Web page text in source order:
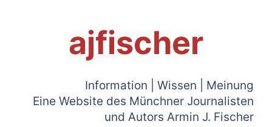
ajfischer
Information | Wissen | Meinung
Eine Website des Münchner Journalisten
und Autors Armin J. Fischer